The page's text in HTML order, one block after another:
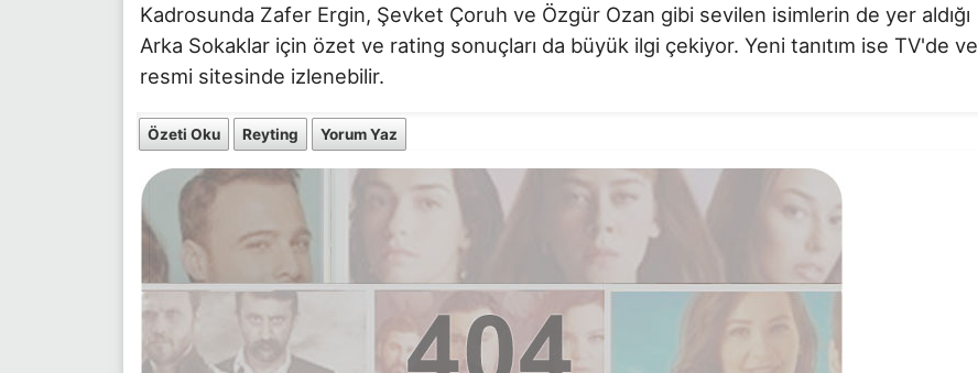
Kadrosunda Zafer Ergin, Şevket Çoruh ve Özgür Ozan gibi sevilen isimlerin de yer aldığı
Arka Sokaklar için özet ve rating sonuçları da büyük ilgi çekiyor. Yeni tanıtım ise TV'de ve
resmi sitesinde izlenebilir.
Özeti Oku Reyting Yorum Yaz